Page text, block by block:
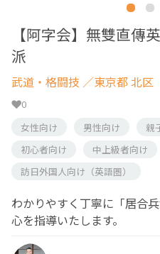
【阿字会】無雙直傳
派
武道・格闘技 ／東京都 北区
0
女性向け
男性向け 親
初心者向け
中上級者向け
訪日外国人向け（英語圏）
わかりやすく丁寧に「居合
心を指導いたします。